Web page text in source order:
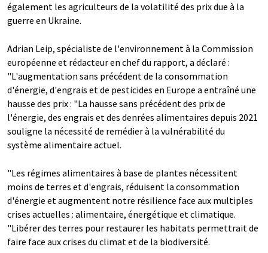
également les agriculteurs de la volatilité des prix due à la
guerre en Ukraine.
Adrian Leip, spécialiste de l'environnement à la Commission
européenne et rédacteur en chef du rapport, a déclaré :
"L'augmentation sans précédent de la consommation
d'énergie, d'engrais et de pesticides en Europe a entraîné une
hausse des prix : "La hausse sans précédent des prix de
l'énergie, des engrais et des denrées alimentaires depuis 2021
souligne la nécessité de remédier à la vulnérabilité du
système alimentaire actuel.
"Les régimes alimentaires à base de plantes nécessitent
moins de terres et d'engrais, réduisent la consommation
d'énergie et augmentent notre résilience face aux multiples
crises actuelles : alimentaire, énergétique et climatique.
"Libérer des terres pour restaurer les habitats permettrait de
faire face aux crises du climat et de la biodiversité.